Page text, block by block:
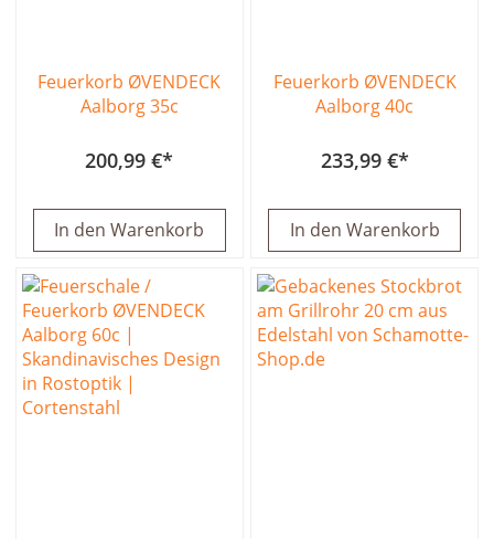
Feuerkorb ØVENDECK
Aalborg 35c
200,99 €
In den Warenkorb
Feuerkorb ØVENDECK
Aalborg 40c
233,99 €
In den Warenkorb